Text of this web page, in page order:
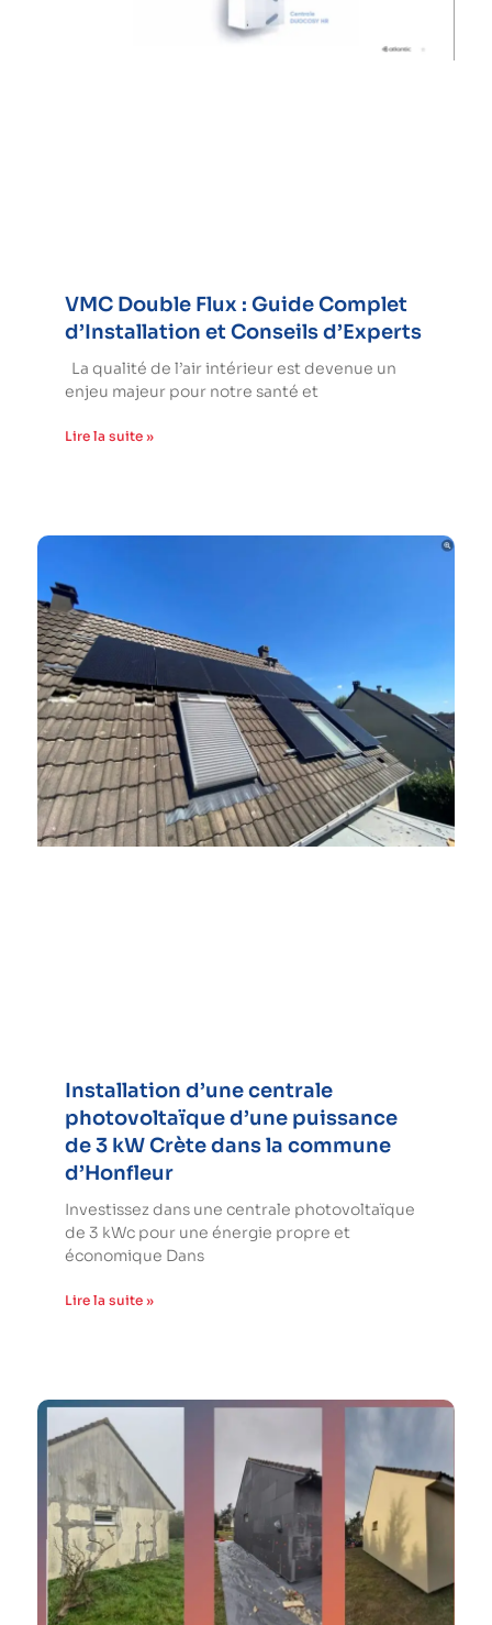
VMC Double Flux : Guide Complet
d’Installation et Conseils d’Experts
La qualité de l’air intérieur est devenue un
enjeu majeur pour notre santé et
Lire la suite »
Installation d’une centrale
photovoltaïque d’une puissance
de 3 kW Crète dans la commune
d’Honfleur
Investissez dans une centrale photovoltaïque
de 3 kWc pour une énergie propre et
économique Dans
Lire la suite »